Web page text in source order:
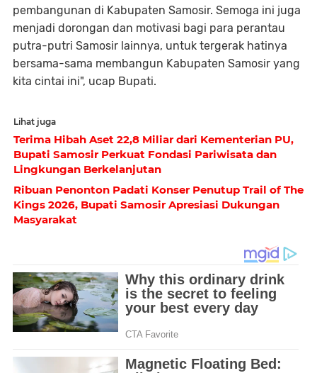
pembangunan di Kabupaten Samosir. Semoga ini juga
menjadi dorongan dan motivasi bagi para perantau
putra-putri Samosir lainnya, untuk tergerak hatinya
bersama-sama membangun Kabupaten Samosir yang
kita cintai ini", ucap Bupati.
Lihat juga
Terima Hibah Aset 22,8 Miliar dari Kementerian PU,
Bupati Samosir Perkuat Fondasi Pariwisata dan
Lingkungan Berkelanjutan
Ribuan Penonton Padati Konser Penutup Trail of The
Kings 2026, Bupati Samosir Apresiasi Dukungan
Masyarakat